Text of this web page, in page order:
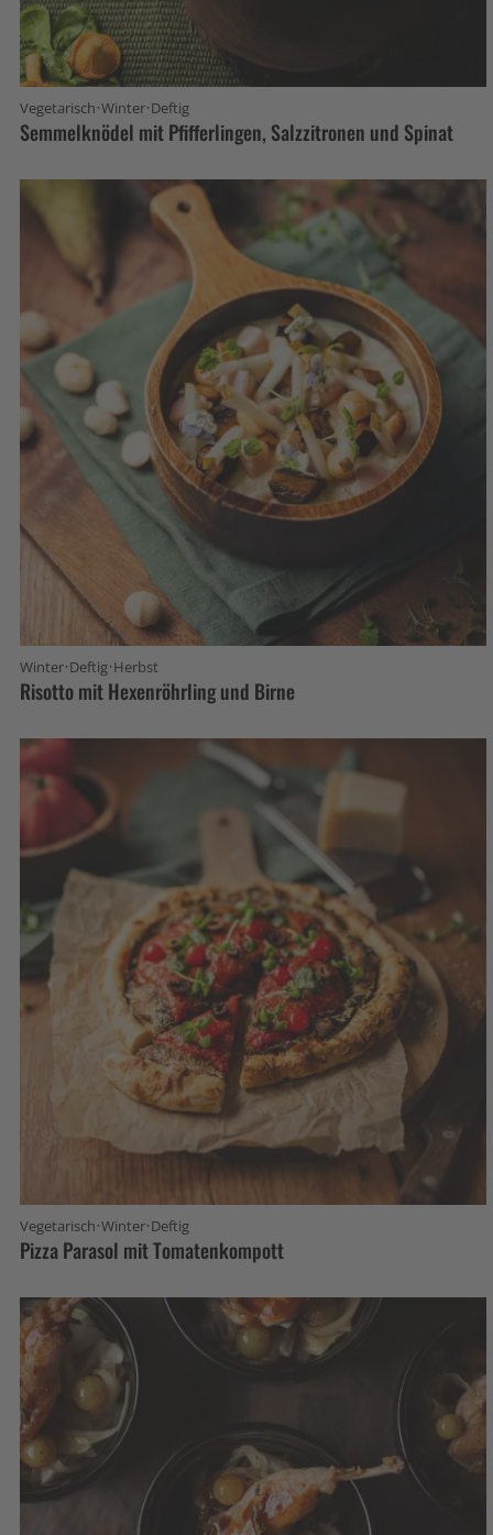
Vegetarisch·Winter·Deftig
Semmelknödel mit Pfifferlingen, Salzzitronen und Spinat
Winter·Deftig·Herbst
Risotto mit Hexenröhrling und Birne
Vegetarisch·Winter·Deftig
Pizza Parasol mit Tomatenkompott